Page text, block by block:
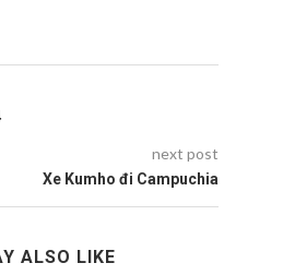
next post
Xe Kumho đi Campuchia
ALSO LIKE